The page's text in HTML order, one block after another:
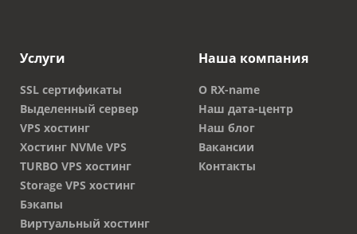
Услуги
SSL сертификаты
Выделенный сервер
VPS хостинг
Хостинг NVMe VPS
TURBO VPS хостинг
Storage VPS хостинг
Бэкапы
Виртуальный хостинг
Наша компания
О RX-name
Наш дата-центр
Наш блог
Вакансии
Контакты